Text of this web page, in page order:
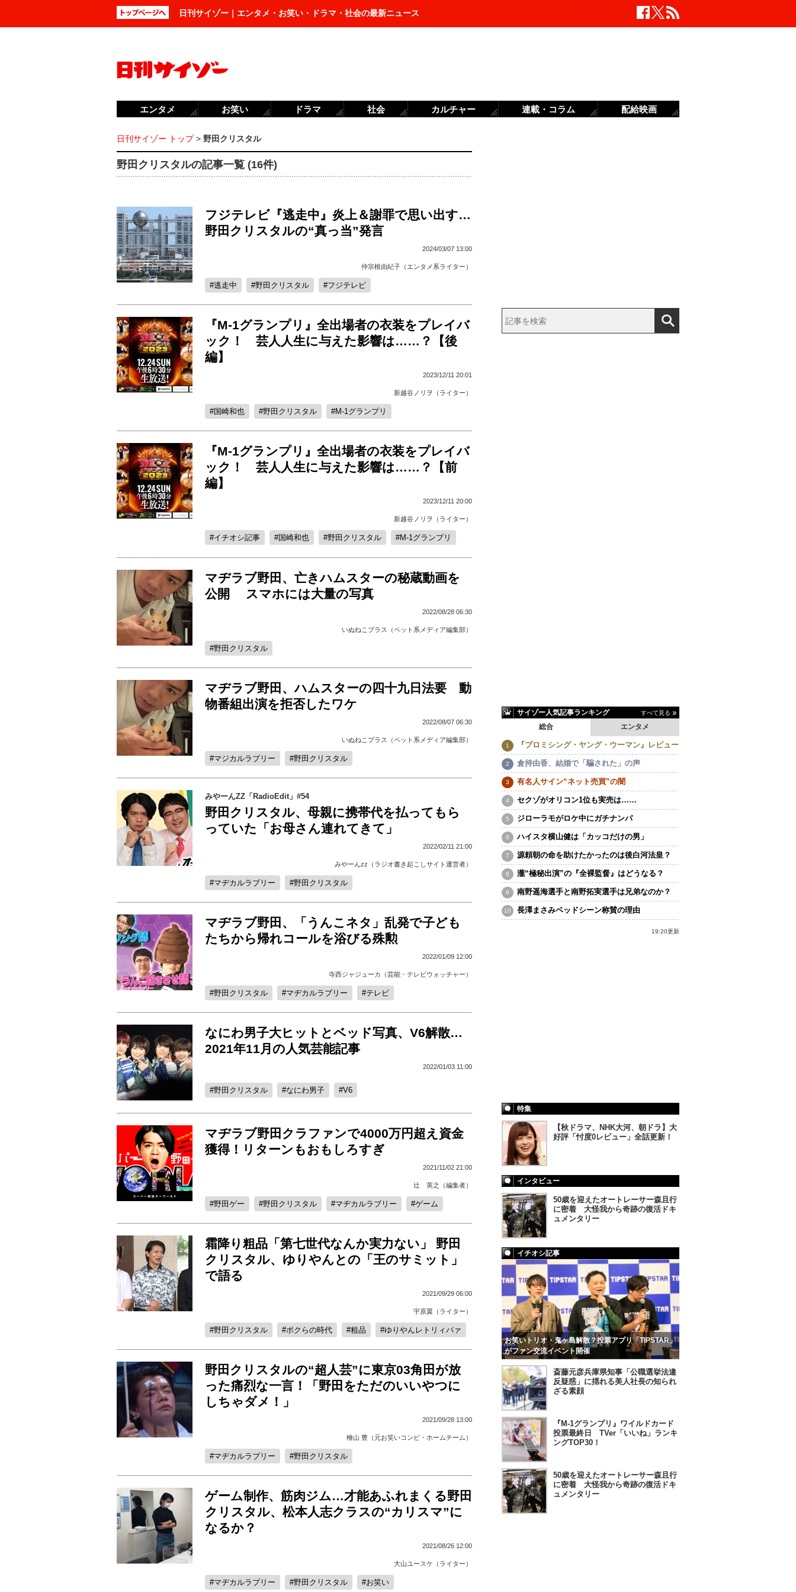
日刊サイゾー｜エンタメ・お笑い・ドラマ・社会の最新ニュース
日刊サイゾー トップ> 野田クリスタル
野田クリスタルの記事一覧 (16件)
フジテレビ『逃走中』炎上＆謝罪で思い出す…
野田クリスタルの“真っ当”発言
2024/03/07 13:00
仲宗根由紀子（エンタメ系ライター）
逃走中 野田クリスタル フジテレビ
『M-1グランプリ』全出場者の衣装をプレイバ
ック！ 芸人人生に与えた影響は……？【後
編】
2023/12/11 20:01
新越谷ノリヲ（ライター）
国崎和也 野田クリスタル M-1グランプリ
『M-1グランプリ』全出場者の衣装をプレイバ
ック！ 芸人人生に与えた影響は……？【前
編】
2023/12/11 20:00
新越谷ノリヲ（ライター）
イチオシ記事 国崎和也 野田クリスタル M-1グランプリ
マヂラブ野田、亡きハムスターの秘蔵動画を
公開 スマホには大量の写真
2022/08/28 06:30
いぬねこプラス（ペット系メディア編集部）
野田クリスタル
マヂラブ野田、ハムスターの四十九日法要 動
物番組出演を拒否したワケ
2022/08/07 06:30
いぬねこプラス（ペット系メディア編集部）
マジカルラブリー 野田クリスタル
みやーんZZ「RadioEdit」#54
野田クリスタル、母親に携帯代を払ってもら
っていた「お母さん連れてきて」
2022/02/11 21:00
みやーんzz（ラジオ書き起こしサイト運営者）
マヂカルラブリー 野田クリスタル
マヂラブ野田、「うんこネタ」乱発で子ども
たちから帰れコールを浴びる殊勲
2022/01/09 12:00
寺西ジャジューカ（芸能・テレビウォッチャー）
野田クリスタル マヂカルラブリー テレビ
なにわ男子大ヒットとベッド写真、V6解散…
2021年11月の人気芸能記事
2022/01/03 11:00
野田クリスタル なにわ男子 V6
マヂラブ野田クラファンで4000万円超え資金
獲得！リターンもおもしろすぎ
2021/11/02 21:00
辻 英之（編集者）
野田ゲー 野田クリスタル マヂカルラブリー ゲーム
霜降り粗品「第七世代なんか実力ない」 野田
クリスタル、ゆりやんとの「王のサミット」
で語る
2021/09/29 06:00
宇原翼（ライター）
野田クリスタル ボクらの時代 粗品 ゆりやんレトリィバァ
野田クリスタルの“超人芸”に東京03角田が放
った痛烈な一言！「野田をただのいいやつに
しちゃダメ！」
2021/09/28 13:00
檜山 豊（元お笑いコンビ・ホームチーム）
マヂカルラブリー 野田クリスタル
ゲーム制作、筋肉ジム…才能あふれまくる野田
クリスタル、松本人志クラスの“カリスマ”に
なるか？
2021/08/26 12:00
大山ユースケ（ライター）
マヂカルラブリー 野田クリスタル お笑い
サイゾー人気記事ランキング すべて見る
エンタメ
総合
『プロミシング・ヤング・ウーマン』レビュー
倉持由香、結婚で「騙された」の声
有名人サイン“ネット売買”の闇
セクゾがオリコン1位も実売は……
ジローラモがロケ中にガチナンパ
ハイスタ横山健は「カッコだけの男」
源頼朝の命を助けたかったのは後白河法皇？
瀧“極秘出演”の『全裸監督』はどうなる？
南野遥海選手と南野拓実選手は兄弟なのか？
長澤まさみベッドシーン称賛の理由
19:20更新
特集
【秋ドラマ、NHK大河、朝ドラ】大
好評「忖度0レビュー」全話更新！
インタビュー
50歳を迎えたオートレーサー森且行
に密着 大怪我から奇跡の復活ドキ
ュメンタリー
イチオシ記事
お笑いトリオ・鬼ヶ島解散？投票アプリ「TIPSTAR」
がファン交流イベント開催
斎藤元彦兵庫県知事「公職選挙法違
反疑惑」に揺れる美人社長の知られ
ざる素顔
『M-1グランプリ』ワイルドカード
投票最終日 TVer「いいね」ランキ
ングTOP30！
50歳を迎えたオートレーサー森且行
に密着 大怪我から奇跡の復活ドキ
ュメンタリー
エンタメ お笑い ドラマ 社会 カルチャー 連載・コラム 配給映画